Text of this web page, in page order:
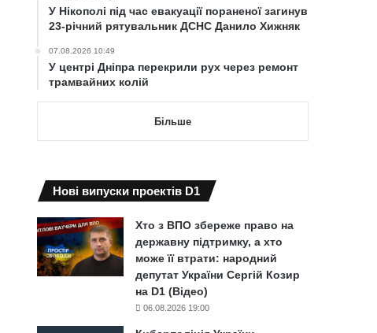
У Нікополі під час евакуації пораненої загинув
23-річний рятувальник ДСНС Данило Хижняк
07.08.2026 10:49
У центрі Дніпра перекрили рух через ремонт
трамвайних колій
Більше
Нові випуски проектів D1
Хто з ВПО збереже право на
державну підтримку, а хто
може її втрати: народний
депутат України Сергій Козир
на D1 (Відео)
06.08.2026 19:00